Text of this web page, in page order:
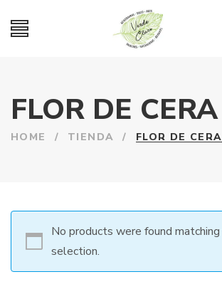
FLOR DE CERA
HOME / TIENDA / FLOR DE CERA
No products were found
selection.